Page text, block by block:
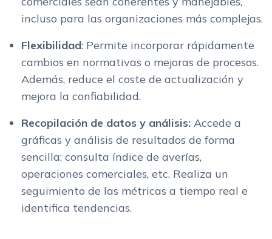
incluso para las organizaciones más complejas.
Flexibilidad: Permite incorporar rápidamente
cambios en normativas o mejoras de procesos.
Además, reduce el coste de actualización y
mejora la confiabilidad.
Recopilación de datos y análisis: Accede a
gráficas y análisis de resultados de forma
sencilla; consulta índice de averías,
operaciones comerciales, etc. Realiza un
seguimiento de las métricas a tiempo real e
identifica tendencias.